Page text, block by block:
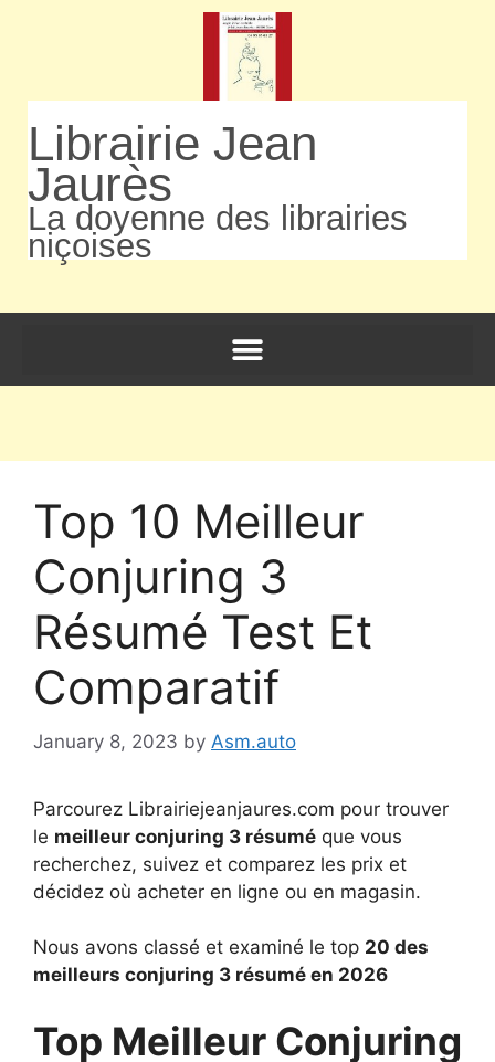
Librairie Jean
Jaurès
La doyenne des librairies
niçoises
Top 10 Meilleur
Conjuring 3
Résumé Test Et
Comparatif
January 8, 2023 by Asm.auto
Parcourez Librairiejeanjaures.com pour trouver
le meilleur conjuring 3 résumé que vous
recherchez, suivez et comparez les prix et
décidez où acheter en ligne ou en magasin.
Nous avons classé et examiné le top 20 des
meilleurs conjuring 3 résumé en 2026
Top Meilleur Conjuring